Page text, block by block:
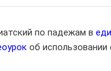
по падежам в
об использовании